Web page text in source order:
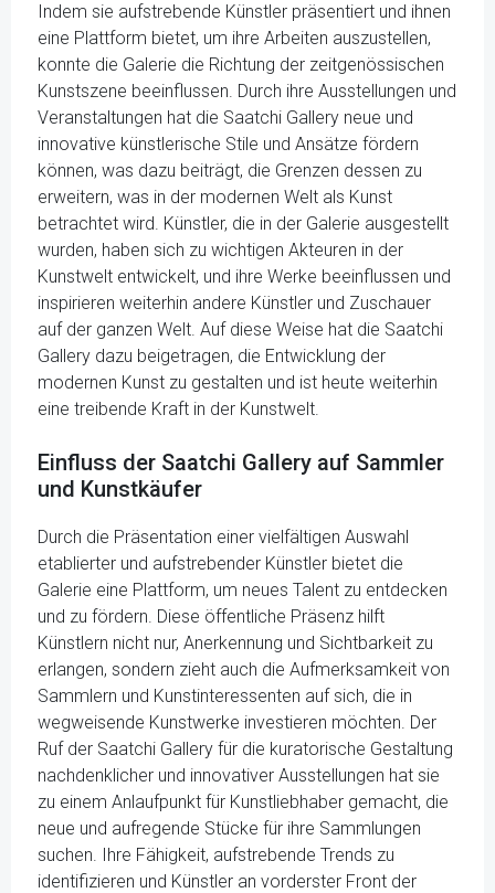
Indem sie aufstrebende Künstler präsentiert und ihnen
eine Plattform bietet, um ihre Arbeiten auszustellen,
konnte die Galerie die Richtung der zeitgenössischen
Kunstszene beeinflussen. Durch ihre Ausstellungen und
Veranstaltungen hat die Saatchi Gallery neue und
innovative künstlerische Stile und Ansätze fördern
können, was dazu beiträgt, die Grenzen dessen zu
erweitern, was in der modernen Welt als Kunst
betrachtet wird. Künstler, die in der Galerie ausgestellt
wurden, haben sich zu wichtigen Akteuren in der
Kunstwelt entwickelt, und ihre Werke beeinflussen und
inspirieren weiterhin andere Künstler und Zuschauer
auf der ganzen Welt. Auf diese Weise hat die Saatchi
Gallery dazu beigetragen, die Entwicklung der
modernen Kunst zu gestalten und ist heute weiterhin
eine treibende Kraft in der Kunstwelt.
Einfluss der Saatchi Gallery auf Sammler
und Kunstkäufer
Durch die Präsentation einer vielfältigen Auswahl
etablierter und aufstrebender Künstler bietet die
Galerie eine Plattform, um neues Talent zu entdecken
und zu fördern. Diese öffentliche Präsenz hilft
Künstlern nicht nur, Anerkennung und Sichtbarkeit zu
erlangen, sondern zieht auch die Aufmerksamkeit von
Sammlern und Kunstinteressenten auf sich, die in
wegweisende Kunstwerke investieren möchten. Der
Ruf der Saatchi Gallery für die kuratorische Gestaltung
nachdenklicher und innovativer Ausstellungen hat sie
zu einem Anlaufpunkt für Kunstliebhaber gemacht, die
neue und aufregende Stücke für ihre Sammlungen
suchen. Ihre Fähigkeit, aufstrebende Trends zu
identifizieren und Künstler an vorderster Front der